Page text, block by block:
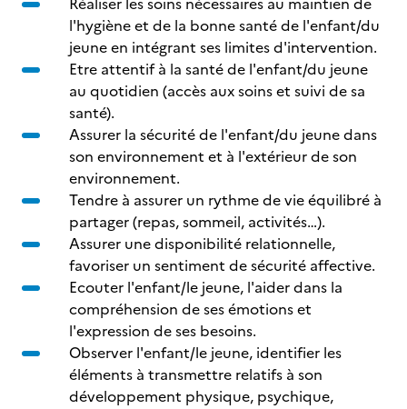
l'hygiène et de la bonne santé de l'enfant/du
jeune en intégrant ses limites d'intervention.
Etre attentif à la santé de l'enfant/du jeune
au quotidien (accès aux soins et suivi de sa
santé).
Assurer la sécurité de l'enfant/du jeune dans
son environnement et à l'extérieur de son
environnement.
Tendre à assurer un rythme de vie équilibré à
partager (repas, sommeil, activités…).
Assurer une disponibilité relationnelle,
favoriser un sentiment de sécurité affective.
Ecouter l'enfant/le jeune, l'aider dans la
compréhension de ses émotions et
l'expression de ses besoins.
Observer l'enfant/le jeune, identifier les
éléments à transmettre relatifs à son
développement physique, psychique,